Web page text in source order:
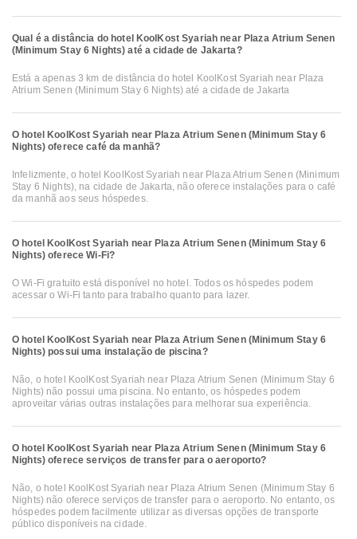
Qual é a distância do hotel KoolKost Syariah near Plaza Atrium Senen
(Minimum Stay 6 Nights) até a cidade de Jakarta?
Está a apenas 3 km de distância do hotel KoolKost Syariah near Plaza
Atrium Senen (Minimum Stay 6 Nights) até a cidade de Jakarta
O hotel KoolKost Syariah near Plaza Atrium Senen (Minimum Stay 6
Nights) oferece café da manhã?
Infelizmente, o hotel KoolKost Syariah near Plaza Atrium Senen (Minimum
Stay 6 Nights), na cidade de Jakarta, não oferece instalações para o café
da manhã aos seus hóspedes.
O hotel KoolKost Syariah near Plaza Atrium Senen (Minimum Stay 6
Nights) oferece Wi-Fi?
O Wi-Fi gratuito está disponível no hotel. Todos os hóspedes podem
acessar o Wi-Fi tanto para trabalho quanto para lazer.
O hotel KoolKost Syariah near Plaza Atrium Senen (Minimum Stay 6
Nights) possui uma instalação de piscina?
Não, o hotel KoolKost Syariah near Plaza Atrium Senen (Minimum Stay 6
Nights) não possui uma piscina. No entanto, os hóspedes podem
aproveitar várias outras instalações para melhorar sua experiência.
O hotel KoolKost Syariah near Plaza Atrium Senen (Minimum Stay 6
Nights) oferece serviços de transfer para o aeroporto?
Não, o hotel KoolKost Syariah near Plaza Atrium Senen (Minimum Stay 6
Nights) não oferece serviços de transfer para o aeroporto. No entanto, os
hóspedes podem facilmente utilizar as diversas opções de transporte
público disponíveis na cidade.